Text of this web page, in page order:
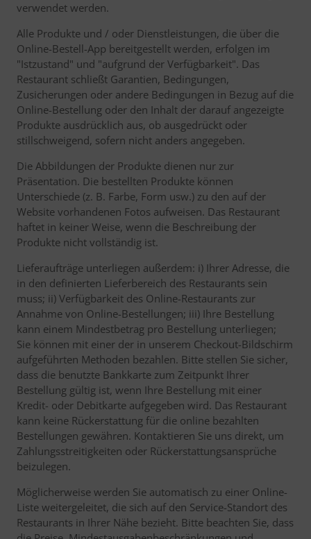
verwendet werden.
Alle Produkte und / oder Dienstleistungen, die über die
Online-Bestell-App bereitgestellt werden, erfolgen im
"Istzustand" und "aufgrund der Verfügbarkeit". Das
Restaurant schließt Garantien, Bedingungen,
Zusicherungen oder andere Bedingungen in Bezug auf die
Online-Bestellung oder den Inhalt der darauf angezeigte
Produkte ausdrücklich aus, ob ausgedrückt oder
stillschweigend, sofern nicht anders angegeben.
Die Abbildungen der Produkte dienen nur zur
Präsentation. Die bestellten Produkte können
Unterschiede (z. B. Farbe, Form usw.) zu den auf der
Website vorhandenen Fotos aufweisen. Das Restaurant
haftet in keiner Weise, wenn die Beschreibung der
Produkte nicht vollständig ist.
Lieferaufträge unterliegen außerdem: i) Ihrer Adresse, die
in den definierten Lieferbereich des Restaurants sein
muss; ii) Verfügbarkeit des Online-Restaurants zur
Annahme von Online-Bestellungen; iii) Ihre Bestellung
kann einem Mindestbetrag pro Bestellung unterliegen;
Sie können mit einer der in unserem Checkout-Bildschirm
aufgeführten Methoden bezahlen. Bitte stellen Sie sicher,
dass die benutzte Bankkarte zum Zeitpunkt Ihrer
Bestellung gültig ist, wenn Ihre Bestellung mit einer
Kredit- oder Debitkarte aufgegeben wird. Das Restaurant
kann keine Rückerstattung für die online bezahlten
Bestellungen gewähren. Kontaktieren Sie uns direkt, um
Zahlungsstreitigkeiten oder Rückerstattungsansprüche
beizulegen.
Möglicherweise werden Sie automatisch zu einer Online-
Liste weitergeleitet, die sich auf den Service-Standort des
Restaurants in Ihrer Nähe bezieht. Bitte beachten Sie, dass